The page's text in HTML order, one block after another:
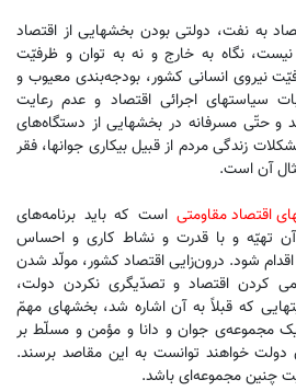
به نفت، دولتی بودن بخشهایی از اقتصاد
نگاه به خارج و نه به توان و ظرفیّت
نیروی انسانی کشور، بودجه‌بندی معیوب و
سیاستهای اجرائی اقتصاد و عدم رعایت
و حتّی مسرفانه در بخشهایی از دستگاه‌های
زندگی مردم از قبیل بیکاری جوانها، فقر
آن است.
اقتصاد مقاومتی است که باید برنامه‌های
تهیّه و با قدرت و نشاط کاری و احساس
شود. درون‌زایی اقتصاد کشور، مولّد شدن
کردن اقتصاد و تصدّیگری نکردن دولت،
که قبلاً به آن اشاره شد، بخشهای مهمّ
مجموعه‌ی جوان و دانا و مؤمن و مسلّط بر
دولت خواهند توانست به این مقاصد برسند.
چنین مجموعه‌ای باشد.